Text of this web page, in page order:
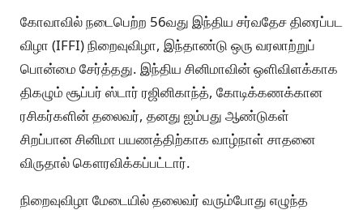
கோவாவில் நடைபெற்ற 56வது இந்திய சர்வதேச திரைப்பட
விழா (IFFI) நிறைவுவிழா, இந்தாண்டு ஒரு வரலாற்றுப்
பொன்மை சேர்த்தது. இந்திய சினிமாவின் ஒளிவிளக்காக
திகழும் சூப்பர் ஸ்டார் ரஜினிகாந்த், கோடிக்கணக்கான
ரசிகர்களின் தலைவர், தனது ஐம்பது ஆண்டுகள்
சிறப்பான சினிமா பயணத்திற்காக வாழ்நாள் சாதனை
விருதால் கௌரவிக்கப்பட்டார்.
நிறைவுவிழா மேடையில் தலைவர் வரும்போது எழுந்த